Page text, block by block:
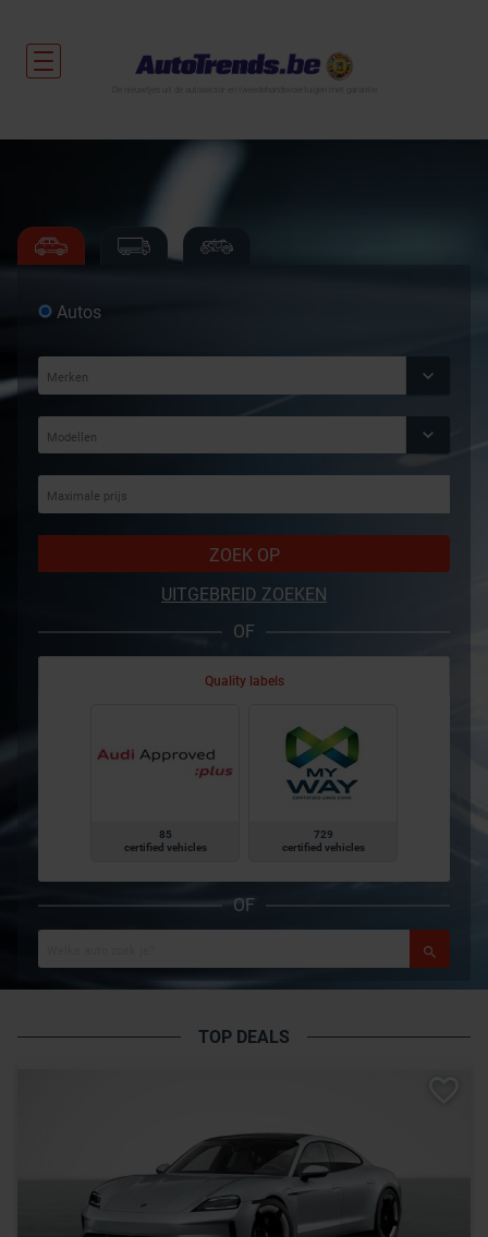
Autos
ZOEK OP
UITGEBREID ZOEKEN
OF
Quality labels
85
certified vehicles
729
certified vehicles
OF
TOP DEALS